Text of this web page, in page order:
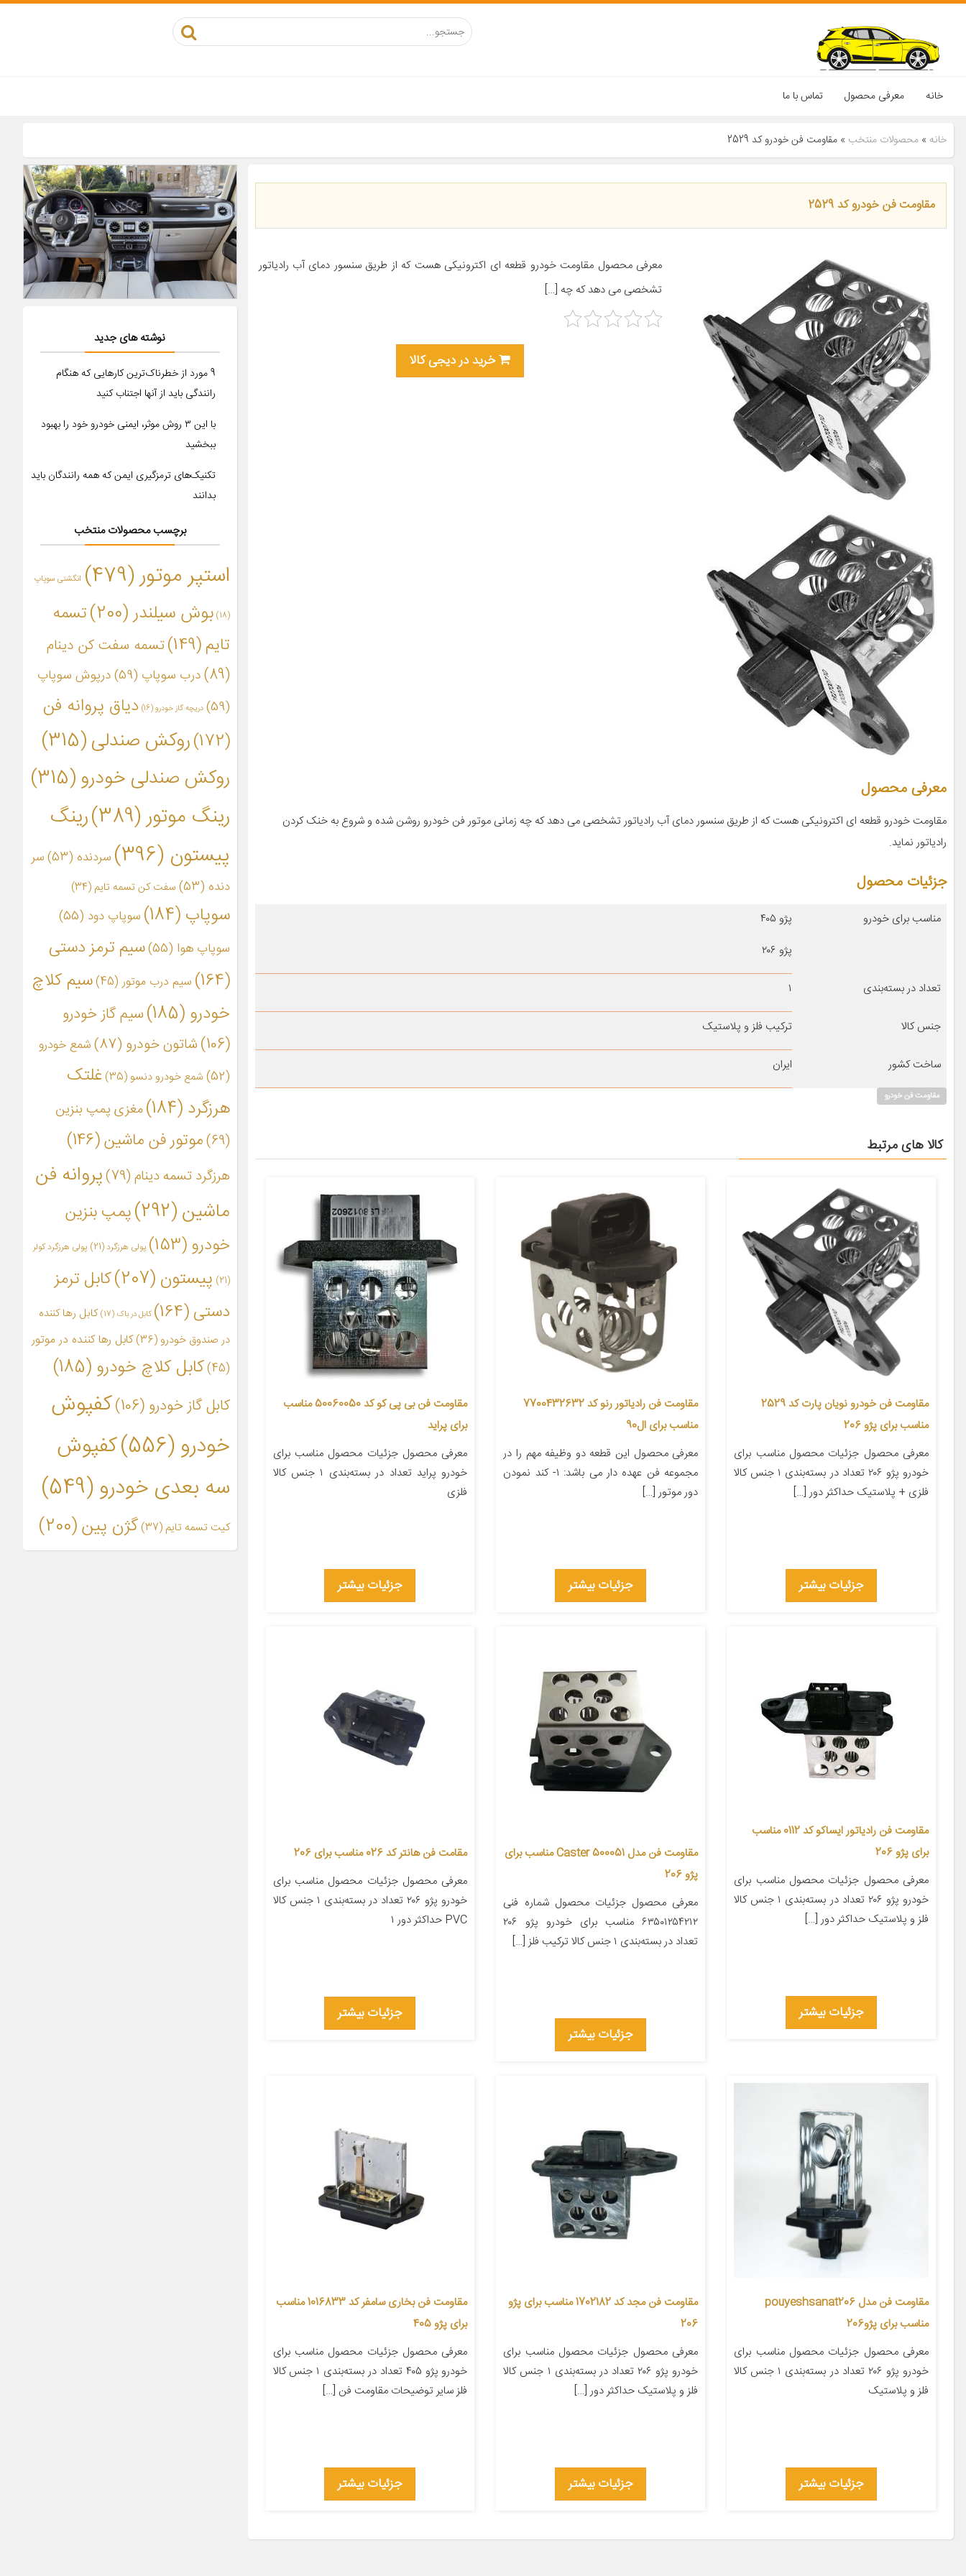
خانه معرفی محصول تماس با ما
خانه » محصولات منتخب » مقاومت فن خودرو کد 2529
مقاومت فن خودرو کد 2529
معرفی محصول مقاومت خودرو قطعه ای اکترونیکی هست که از طریق سنسور دمای آب رادیاتور
تشخصی می دهد که چه […]
خرید در دیجی کالا
معرفی محصول
مقاومت خودرو قطعه ای اکترونیکی هست که از طریق سنسور دمای آب رادیاتور تشخصی می دهد که چه زمانی موتور فن خودرو روشن شده و شروع به خنک کردن
رادیاتور نماید.
جزئیات محصول
مناسب برای خودرو
پژو ۴۰۵
پژو ۲۰۶
تعداد در بسته‌بندی ۱
جنس کالا ترکیب فلز و پلاستیک
ساخت کشور ایران
مقاومت فن خودرو
کالا های مرتبط
مقاومت فن خودرو نویان پارت کد 2529
مناسب برای پژو 206
معرفی محصول جزئیات محصول مناسب برای
خودرو پژو ۲۰۶ تعداد در بسته‌بندی ۱ جنس کالا
فلزی + پلاستیک حداکثر دور […]
جزئیات بیشتر
مقاومت فن رادیاتور رنو کد 7700432632
مناسب برای ال90
معرفی محصول این قطعه دو وظیفه مهم را در
مجموعه فن عهده دار می باشد: ١- کند نمودن
دور موتور […]
جزئیات بیشتر
مقاومت فن بی پی کو کد 50060050 مناسب
برای پراید
معرفی محصول جزئیات محصول مناسب برای
خودرو پراید تعداد در بسته‌بندی ۱ جنس کالا
فلزی
جزئیات بیشتر
مقاومت فن رادیاتور ایساکو کد 0112 مناسب
برای پژو 206
معرفی محصول جزئیات محصول مناسب برای
خودرو پژو ۲۰۶ تعداد در بسته‌بندی ۱ جنس کالا
فلز و پلاستیک حداکثر دور […]
جزئیات بیشتر
مقاومت فن مدل Caster 500051 مناسب برای
پژو 206
معرفی محصول جزئیات محصول شماره فنی
۶۳۵۰۱۲۵۴۲۱۲ مناسب برای خودرو پژو ۲۰۶
تعداد در بسته‌بندی ۱ جنس کالا ترکیب فلز […]
جزئیات بیشتر
مقامت فن هانتر کد 026 مناسب برای 206
معرفی محصول جزئیات محصول مناسب برای
خودرو پژو ۲۰۶ تعداد در بسته‌بندی ۱ جنس کالا
PVC حداکثر دور ۱
جزئیات بیشتر
مقاومت فن مدل pouyeshsanat206
مناسب برای پژو206
معرفی محصول جزئیات محصول مناسب برای
خودرو پژو ۲۰۶ تعداد در بسته‌بندی ۱ جنس کالا
فلز و پلاستیک
جزئیات بیشتر
مقاومت فن مجد کد 1702182 مناسب برای پژو
206
معرفی محصول جزئیات محصول مناسب برای
خودرو پژو ۲۰۶ تعداد در بسته‌بندی ۱ جنس کالا
فلز و پلاستیک حداکثر دور […]
جزئیات بیشتر
مقاومت فن بخاری سامفر کد 1016833 مناسب
برای پژو 405
معرفی محصول جزئیات محصول مناسب برای
خودرو پژو ۴۰۵ تعداد در بسته‌بندی ۱ جنس کالا
فلز سایر توضیحات مقاومت فن […]
جزئیات بیشتر
نوشته های جدید
9 مورد از خطرناک‌ترین کارهایی که هنگام
رانندگی باید از آنها اجتناب کنید
با این ۳ روش موثر، ایمنی خودرو خود را بهبود
ببخشید
تکنیک‌های ترمزگیری ایمن که همه رانندگان باید
بدانند
برچسب محصولات منتخب
استپر موتور(479) انگشتی سوپاپ
(18) بوش سیلندر (200)
تسمه
تایم(149)
تسمه سفت کن دینام
(89)
درب سوپاپ (59)
درپوش سوپاپ
(59)
دریچه گاز خودرو(16)
دیاق پروانه فن
(172)
روکش صندلی(315)
روکش صندلی خودرو(315)
رینگ موتور(389)
رینگ
پیستون (396) سردنده (53)
سر
دنده (53) سفت کن تسمه تایم (34)
سوپاپ (184) سوپاپ دود (55)
سوپاپ هوا (55)
سیم ترمز دستی
(164)
سیم درب موتور(45)
سیم کلاچ
خودرو (185)
سیم گاز خودرو
(106)
شاتون خودرو (87)
شمع خودرو
(52)
شمع خودرو دنسو (35)
غلتک
هرزگرد (184)
مغزی پمپ بنزین
(69)
موتور فن ماشین(146)
هرزگرد تسمه دینام(79)
پروانه فن
ماشین(292)
پمپ بنزین
خودرو(153) پولی هرزگرد(21) پولی هرزگرد کولر
(21) پیستون (207)
کابل ترمز
دستی(164) کابل در باک (17)
کابل رها کننده
در صندوق خودرو (36)
کابل رها کننده در موتور
(45)
کابل کلاچ خودرو (185)
کابل گاز خودرو (106)
کفپوش
خودرو(556)
کفپوش
سه بعدی خودرو(549)
کیت تسمه تایم (37) گژن پین(200)